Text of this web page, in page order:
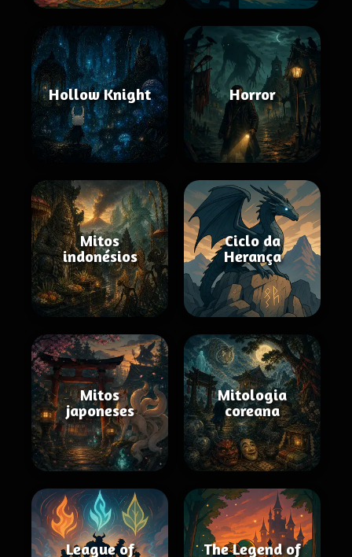
Hollow Knight Horror
Mitos
indonésios
Ciclo da
Herança
Mitos
japoneses
Mitologia
coreana
League of
The Legend of